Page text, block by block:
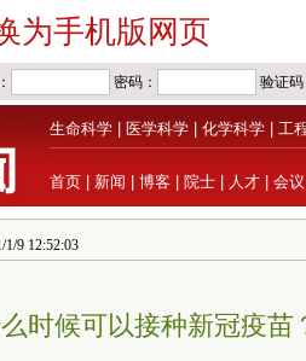
为手机版网页
生命科学 医学科学 化学科学 工
首页 新闻 博客 院士 人才 会议
9 12:52:03
时候可以接种新冠疫苗